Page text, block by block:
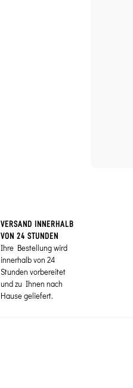
VERSAND INNERHALB
VON 24 STUNDEN
Ihre Bestellung wird
innerhalb von 24
Stunden vorbereitet
und zu Ihnen nach
Hause geliefert.